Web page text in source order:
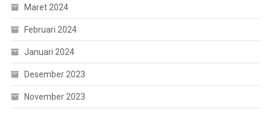
Maret 2024
Februari 2024
Januari 2024
Desember 2023
November 2023